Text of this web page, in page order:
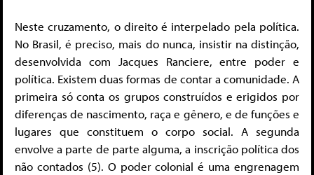
Neste cruzamento, o direito é interpelado pela política.
No Brasil, é preciso, mais do nunca, insistir na distinção,
desenvolvida com Jacques Ranciere, entre poder e
política. Existem duas formas de contar a comunidade. A
primeira só conta os grupos construídos e erigidos por
diferenças de nascimento, raça e gênero, e de funções e
lugares que constituem o corpo social. A segunda
envolve a parte de parte alguma, a inscrição política dos
não contados (5). O poder colonial é uma engrenagem